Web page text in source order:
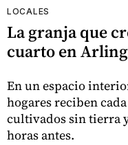
LOCALES
La granja que
cuarto en
En un espacio
hogares reciben
cultivados sin tierra
horas antes.